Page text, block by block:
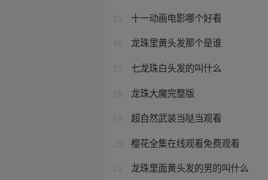
15 十一动画电影哪个好看
16 龙珠里黄头发那个是谁
17 七龙珠白头发的叫什么
18 龙珠大魔完整版
19 超自然武装当哒当观看
20 樱花全集在线观看免费观看
21 龙珠里面黄头发的男的叫什么